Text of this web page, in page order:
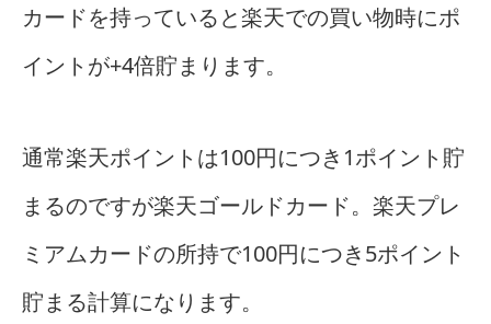
カードを持っていると楽天での買い物時にポ
イントが+4倍貯まります。
通常楽天ポイントは100円につき1ポイント貯
まるのですが楽天ゴールドカード。楽天プレ
ミアムカードの所持で100円につき5ポイント
貯まる計算になります。